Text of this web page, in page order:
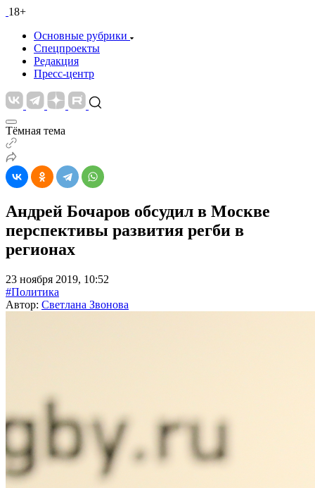
18+
Основные рубрики
Спецпроекты
Редакция
Пресс-центр
Тёмная тема
Андрей Бочаров обсудил в Москве
перспективы развития регби в
регионах
23 ноября 2019, 10:52
#Политика
Автор: Светлана Звонова